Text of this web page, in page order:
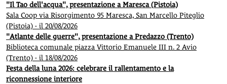
"Il Tao dell'acqua", presentazione a Maresca (Pistoia)
Sala Coop via Risorgimento 95 Maresca, San Marcello Piteglio
(Pistoia) - il 20/08/2026
"Atlante delle guerre", presentazione a Predazzo (Trento)
Biblioteca comunale piazza Vittorio Emanuele III n. 2 Avio
(Trento) - il 18/08/2026
Festa della luna 2026: celebrare il rallentamento e la
riconnessione interiore